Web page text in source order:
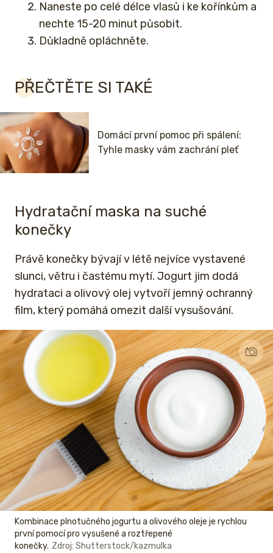
Naneste po celé délce vlasů i ke kořínkům a
nechte 15-20 minut působit.
Důkladně opláchněte.
PŘEČTĚTE SI TAKÉ
Domácí první pomoc při spálení:
Tyhle masky vám zachrání pleť
Hydratační maska na suché
konečky
Právě konečky bývají v létě nejvíce vystavené
slunci, větru i častému mytí. Jogurt jim dodá
hydrataci a olivový olej vytvoří jemný ochranný
film, který pomáhá omezit další vysušování.
Kombinace plnotučného jogurtu a olivového oleje je rychlou
první pomocí pro vysušené a roztřepené
konečky. Zdroj: Shutterstock/kazmulka